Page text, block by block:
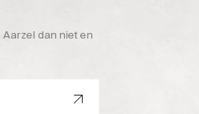
dan niet en